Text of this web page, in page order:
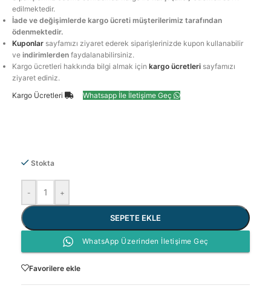
edilmektedir.
İade ve değişimlerde kargo ücreti müşterilerimiz tarafından
ödenmektedir.
Kuponlar sayfamızı ziyaret ederek siparişlerinizde kupon kullanabilir
veindirimlerden faydalanabilirsiniz.
Kargo ücretleri hakkında bilgi almak içinkargo ücretleri sayfamızı
ziyaret ediniz.
Kargo Ücretleri
Whatsapp İle İletişime Geç
Stokta
- +
SEPETE EKLE
WhatsApp Üzerinden İletişime Geç
Favorilere ekle